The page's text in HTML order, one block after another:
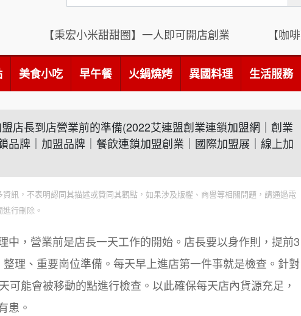
【秉宏小米甜甜圈】一人即可開店創業
美食小吃 早午餐 火鍋燒烤 異國料理 生活服務
店長到店營業前的準備(2022艾連盟創業連鎖加盟網｜創業
品牌｜加盟品牌｜餐飲連鎖加盟創業｜國際加盟展｜線上加
訊，不表明認同其描述或贊同其觀點，如果涉及版權、商譽等相關問題，請通過電
行刪除。
中，營業前是店長一天工作的開始。店長要以身作則，提前3
理、重要崗位準備。每天早上進店第一件事就是檢查。針對
能會被移動的點進行檢查。以此確保每天店內貨源充足，
患。